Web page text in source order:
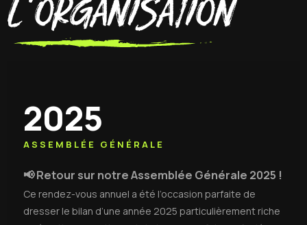
L'organisation
2025
ASSEMBLÉE GÉNÉRALE
📢 Retour sur notre Assemblée Générale 2025 !
Ce rendez-vous annuel a été l’occasion parfaite de
dresser le bilan d’une année 2025 particulièrement riche